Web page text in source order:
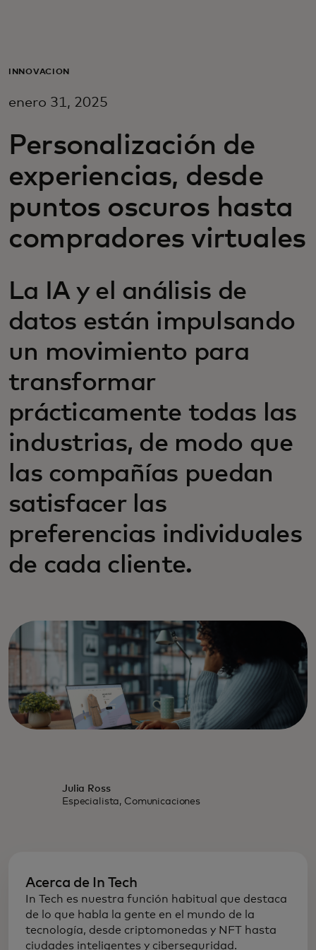
Para empresas
Para innovadores
Noticias y tendencias
INNOVACIÓN
enero 31, 2025
Personalización de
experiencias, desde
puntos oscuros hasta
compradores virtuales
La IA y el análisis de
datos están impulsando
un movimiento para
transformar
prácticamente todas las
industrias, de modo que
las compañías puedan
satisfacer las
preferencias individuales
de cada cliente.
Julia Ross
Especialista, Comunicaciones
Acerca de In Tech
In Tech es nuestra función habitual que destaca
de lo que habla la gente en el mundo de la
tecnología, desde criptomonedas y NFT hasta
ciudades inteligentes y ciberseguridad.